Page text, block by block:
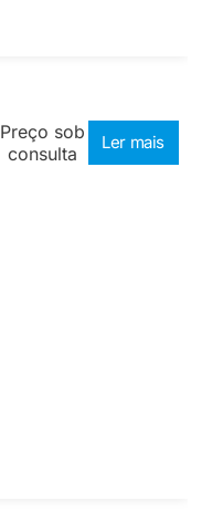
Preço sob
consulta
Ler mais